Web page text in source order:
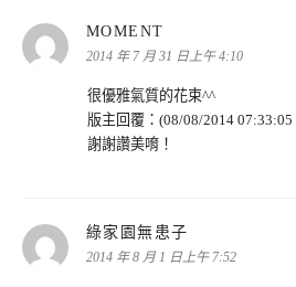
MOMENT
示:
2014 年 7 月 31 日上午 4:10
很優雅氣質的花束^^
版主回覆：(08/08/2014 07:33:05
謝謝讚美唷！
綠家園無患子
示:
2014 年 8 月 1 日上午 7:52